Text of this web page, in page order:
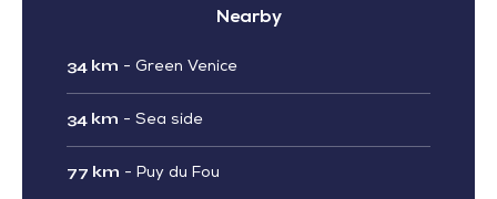
Nearby
34 km - Green Venice
34 km - Sea side
77 km - Puy du Fou